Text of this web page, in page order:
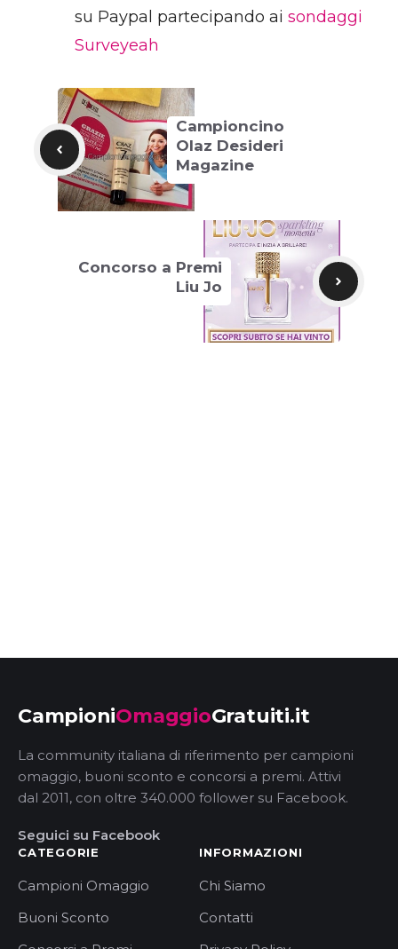
su Paypal partecipando ai sondaggi
Surveyeah
Campioncino
Olaz Desideri
Magazine
Concorso a Premi
Liu Jo
CampioniOmaggioGratuiti.it
La community italiana di riferimento per campioni
omaggio, buoni sconto e concorsi a premi. Attivi
dal 2011, con oltre 340.000 follower su Facebook.
Seguici su Facebook
CATEGORIE
Campioni Omaggio
Buoni Sconto
INFORMAZIONI
Chi Siamo
Contatti